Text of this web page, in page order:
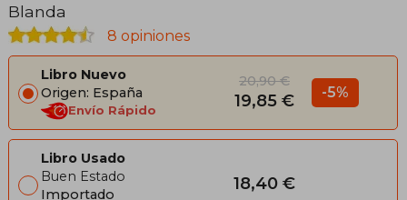
Blanda
8 opiniones
Libro Nuevo
Origen: España
Envío Rápido
20,90 €
19,85 € -5%
Libro Usado
Buen Estado
Importado
18,40 €